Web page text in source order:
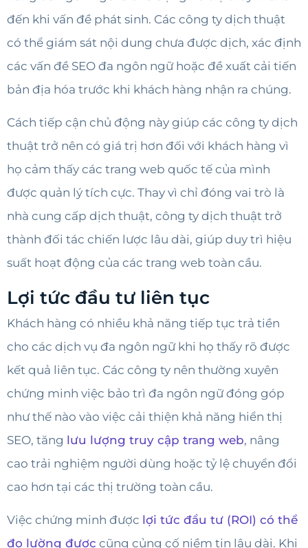
đến khi vấn đề phát sinh. Các công ty dịch thuật
có thể giám sát nội dung chưa được dịch, xác định
các vấn đề SEO đa ngôn ngữ hoặc đề xuất cải tiến
bản địa hóa trước khi khách hàng nhận ra chúng.
Cách tiếp cận chủ động này giúp các công ty dịch
thuật trở nên có giá trị hơn đối với khách hàng vì
họ cảm thấy các trang web quốc tế của mình
được quản lý tích cực. Thay vì chỉ đóng vai trò là
nhà cung cấp dịch thuật, công ty dịch thuật trở
thành đối tác chiến lược lâu dài, giúp duy trì hiệu
suất hoạt động của các trang web toàn cầu.
Lợi tức đầu tư liên tục
Khách hàng có nhiều khả năng tiếp tục trả tiền
cho các dịch vụ đa ngôn ngữ khi họ thấy rõ được
kết quả liên tục. Các công ty nên thường xuyên
chứng minh việc bảo trì đa ngôn ngữ đóng góp
như thế nào vào việc cải thiện khả năng hiển thị
SEO, tăng lưu lượng truy cập trang web, nâng
cao trải nghiệm người dùng hoặc tỷ lệ chuyển đổi
cao hơn tại các thị trường toàn cầu.
Việc chứng minh được lợi tức đầu tư (ROI) có thể
đo lường được cũng củng cố niềm tin lâu dài. Khi